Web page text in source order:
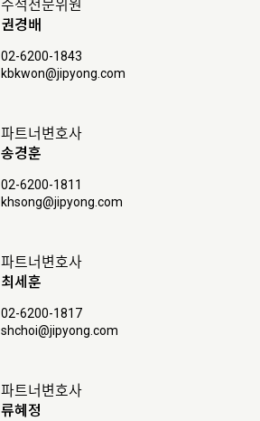
권경배
02-6200-1843
kbkwon@jipyong.com
파트너변호사
송경훈
02-6200-1811
khsong@jipyong.com
파트너변호사
최세훈
02-6200-1817
shchoi@jipyong.com
파트너변호사
류혜정